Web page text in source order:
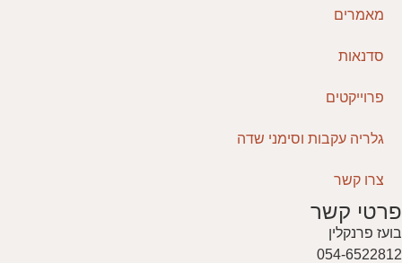
מאמרים
סדנאות
פרוייקטים
גלריה עקבות וסימני שדה
צרו קשר
פרטי קשר
בועז פרנקלין
054-6522812